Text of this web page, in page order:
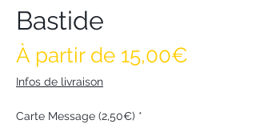
Bastide
À partir de 15,00€
Infos de livraison
Carte Message (2,50€) *